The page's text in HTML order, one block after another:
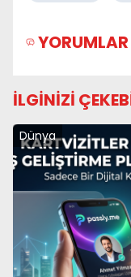
YORUMLAR
İLGİNİZİ
Dünya